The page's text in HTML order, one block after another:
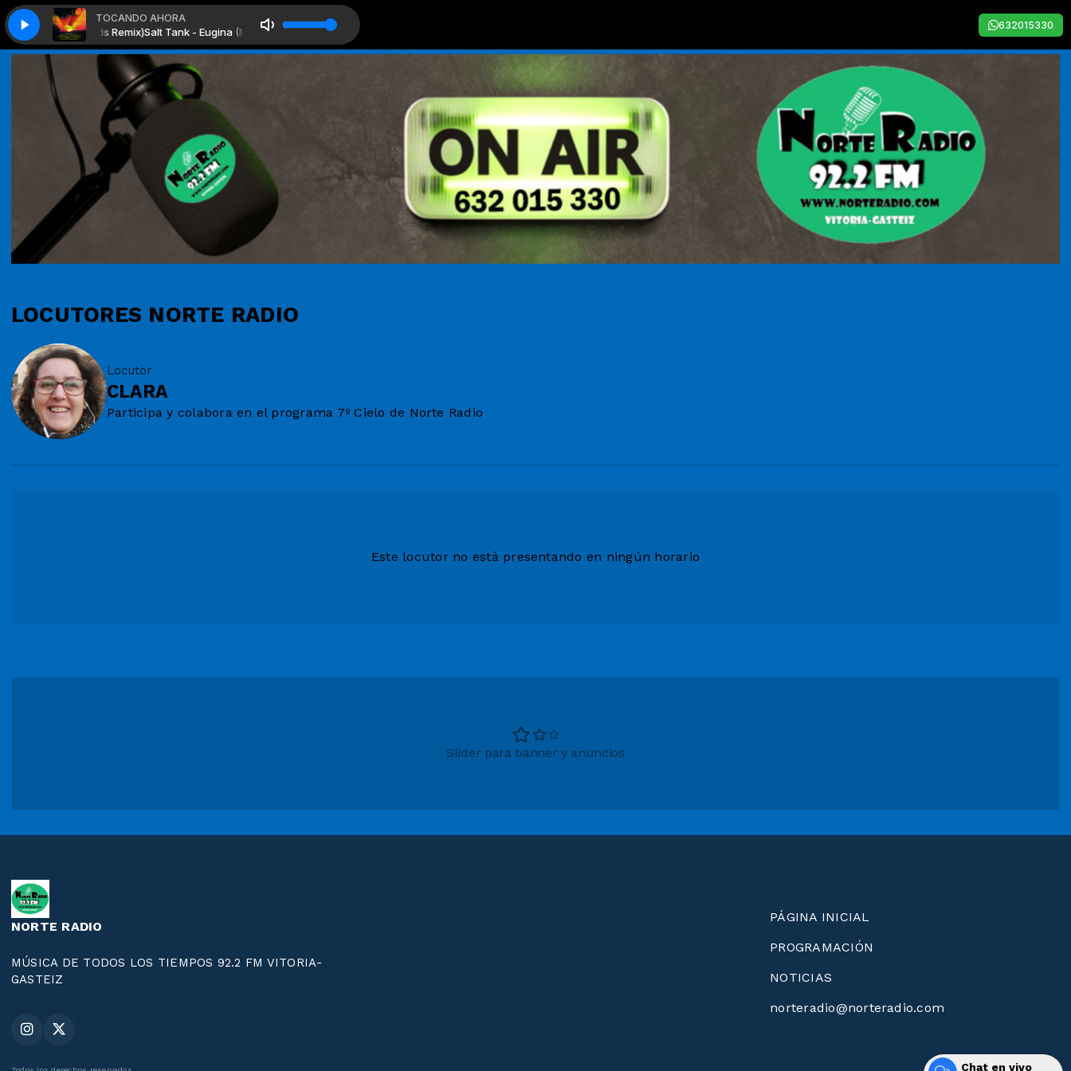
TOCANDO AHORA
(Michael Woods Remix)Salt Tank - Eugina (Michael Woods Remix)
632015330
LOCUTORES NORTE RADIO
Locutor
CLARA
Participa y colabora en el programa 7º Cielo de Norte Radio
Este locutor no está presentando en ningún horario
Slider para banner y anuncios
NORTE RADIO
MÚSICA DE TODOS LOS TIEMPOS 92.2 FM VITORIA-
GASTEIZ
PÁGINA INICIAL
PROGRAMACIÓN
NOTICIAS
norteradio@norteradio.com
Chat en vivo